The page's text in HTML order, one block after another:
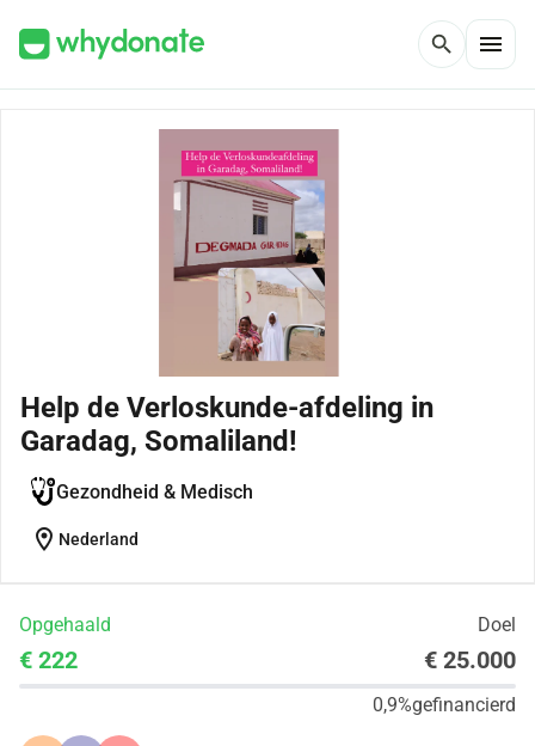
search menu
Help de Verloskunde-afdeling in
Garadag, Somaliland!
Gezondheid & Medisch
location_on Nederland
Opgehaald Doel
€ 222 € 25.000
0,9%gefinancierd